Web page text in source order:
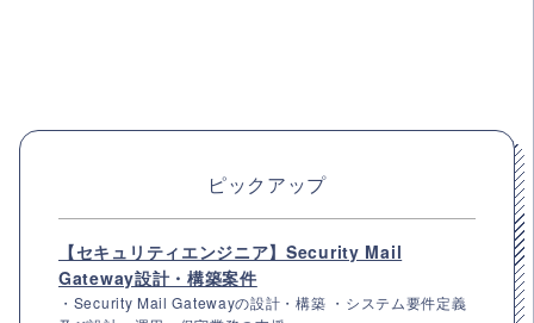
ピックアップ
【セキュリティエンジニア】Security Mail
Gateway設計・構築案件
・Security Mail Gatewayの設計・構築 ・システム要件定義